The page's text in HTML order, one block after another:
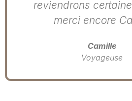
reviendrons
merci encore
Camille
Voyageuse